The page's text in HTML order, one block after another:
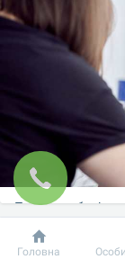
Про подробиці –
А тепер спробуйте
Добробут
Головна